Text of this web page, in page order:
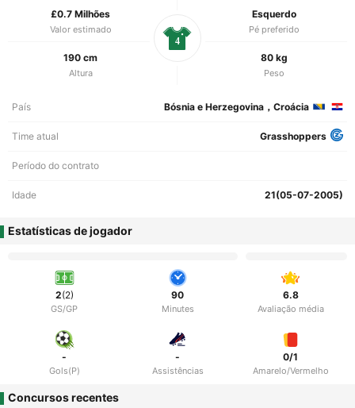
£0.7 Milhões
Valor estimado
Esquerdo
Pé preferido
190 cm
Altura
80 kg
Peso
4
País Bósnia e Herzegovina，Croácia
Time atual Grasshoppers
Período do contrato
Idade 21(05-07-2005)
Estatísticas de jogador
2(2)
GS/GP
90
Minutes
6.8
Avaliação média
-
Gols(P)
-
Assistências
0/1
Amarelo/Vermelho
Concursos recentes